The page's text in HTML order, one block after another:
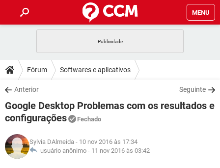
MENU
CELULAR FACEBOOK
OUTLOOK
INSTAGRAM GMAIL
GUIA DE COMPRAS
DICAS
JOGOS WHATSAPP
OUTLOOK
GUIA DE COMPRAS
DOWNLOADS
JOGOS WHATSAPP
CELULAR
OUTLOOK EXCEL
INSTAGRAM
FÓRUM
CELULAR FACEBOOK
GLOSSÁRIO
JOGOS
Fórum Softwares e aplicativos
Anterior Seguinte
Google Desktop Problemas com os resultados e
configurações
Fechado
Sylvia DAlmeida - 10 nov 2016 às 17:34
usuário anônimo - 11 nov 2016 às 03:42